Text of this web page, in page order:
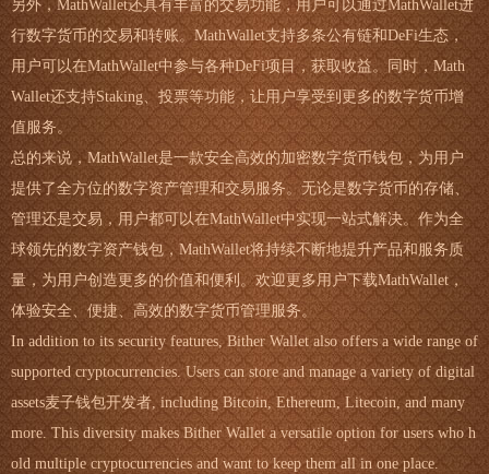
另外，MathWallet还具有丰富的交易功能，用户可以通过MathWallet进
行数字货币的交易和转账。MathWallet支持多条公有链和DeFi生态，
用户可以在MathWallet中参与各种DeFi项目，获取收益。同时，Math
Wallet还支持Staking、投票等功能，让用户享受到更多的数字货币增
值服务。
总的来说，MathWallet是一款安全高效的加密数字货币钱包，为用户
提供了全方位的数字资产管理和交易服务。无论是数字货币的存储、
管理还是交易，用户都可以在MathWallet中实现一站式解决。作为全
球领先的数字资产钱包，MathWallet将持续不断地提升产品和服务质
量，为用户创造更多的价值和便利。欢迎更多用户下载MathWallet，
体验安全、便捷、高效的数字货币管理服务。
In addition to its security features, Bither Wallet also offers a wide range of
supported cryptocurrencies. Users can store and manage a variety of digital
assets麦子钱包开发者, including Bitcoin, Ethereum, Litecoin, and many
more. This diversity makes Bither Wallet a versatile option for users who h
old multiple cryptocurrencies and want to keep them all in one place.